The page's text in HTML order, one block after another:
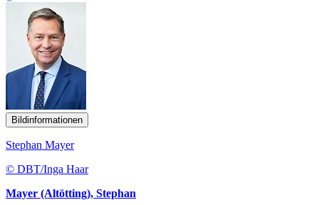
Bildinformationen
Stephan Mayer
© DBT/Inga Haar
Mayer (Altötting), Stephan